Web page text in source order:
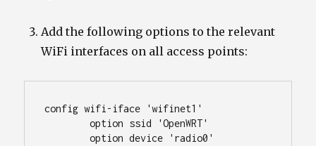
Add the following options to the relevant
WiFi interfaces on all access points:
config wifi-iface 'wifinet1'
	option ssid 'OpenWRT'
	option device 'radio0'